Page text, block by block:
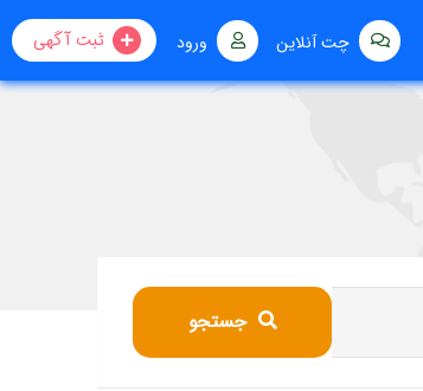
ثبت آگهی ورود چت آنلاین
جستجو